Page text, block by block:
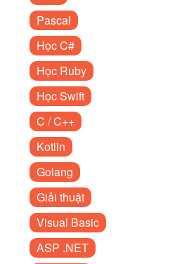
Pascal
Học C#
Học Ruby
Học Swift
C / C++
Kotlin
Golang
Giải thuật
Visual Basic
ASP .NET